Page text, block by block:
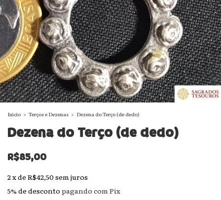
Início > Terços e Dezenas > Dezena do Terço (de dedo)
Dezena do Terço (de dedo)
R$85,00
2xde R$42,50 sem juros
5% de desconto pagando com Pix